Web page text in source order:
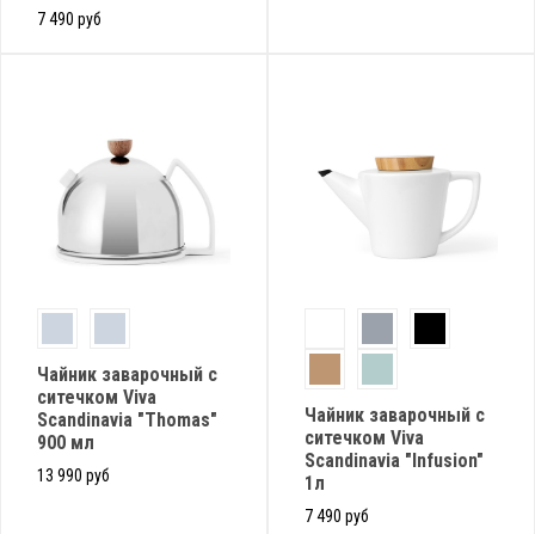
7 490 руб
Чайник заварочный с
ситечком Viva
Scandinavia "Thomas"
900 мл
13 990 руб
Чайник заварочный с
ситечком Viva
Scandinavia "Infusion"
1л
7 490 руб